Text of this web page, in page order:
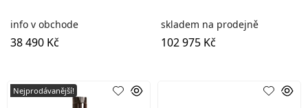
info v obchode
38 490 Kč
skladem na prodejně
102 975 Kč
Nejprodávanější!